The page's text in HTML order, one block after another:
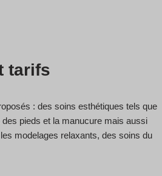
tarifs
: des soins esthétiques tels que
des pieds et la manucure mais aussi
modelages relaxants, des soins du